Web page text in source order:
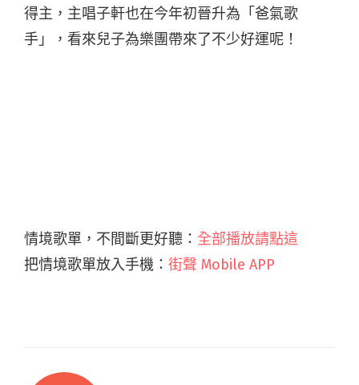
得主，主唱子軒也在今年初晉升為「爸氣歌
手」，看來兒子為樂團帶來了不少好運呢！
情境歌單，不間斷更好聽： 全部播放請點這
把情境歌單放入手機： 街聲 Mobile APP